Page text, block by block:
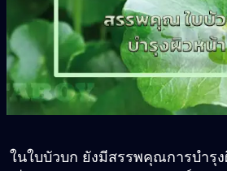
ในใบบัวบก ยังมีสรรพคุณการบำรุ